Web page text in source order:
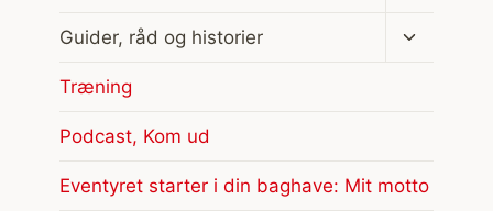
Guider, råd og historier
Skift
Træning
Podcast, Kom ud
Eventyret starter i din baghave: Mit motto